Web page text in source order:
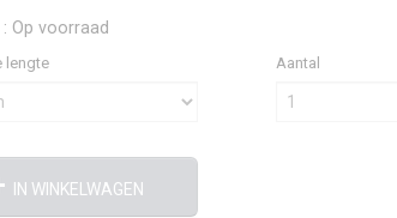
: Op voorraad
lengte Aantal
IN WINKELWAGEN